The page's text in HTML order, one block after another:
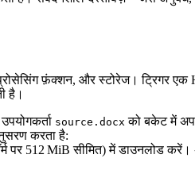
फ़ंक्शन, औरस्टोरेज। ट्रिगर एक
है।
source.docx को बकेट में
करता है:
पर 512 MiB सीमित) में डाउनलोड